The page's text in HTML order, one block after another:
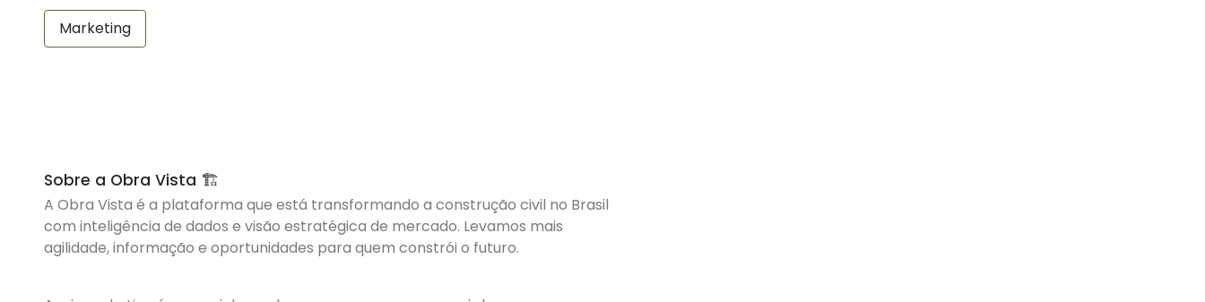
Marketing
Sobre a Obra Vista 🏗️
A Obra Vista é a plataforma que está transformando a construção civil no Brasil
com inteligência de dados e visão estratégica de mercado. Levamos mais
agilidade, informação e oportunidades para quem constrói o futuro.